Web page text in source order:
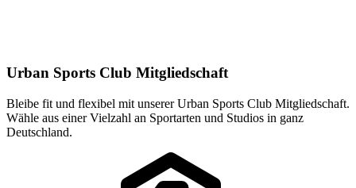
Urban Sports Club Mitgliedschaft
Bleibe fit und flexibel mit unserer Urban Sports Club Mitgliedschaft.
Wähle aus einer Vielzahl an Sportarten und Studios in ganz
Deutschland.